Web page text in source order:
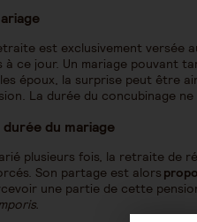
est exclusivement versée
à ce jour. Un mariage pouvant
époux, la surprise peut être
La durée du concubinage
du mariage
plusieurs fois, la retraite de
Son partage est alors
une partie de cette
.